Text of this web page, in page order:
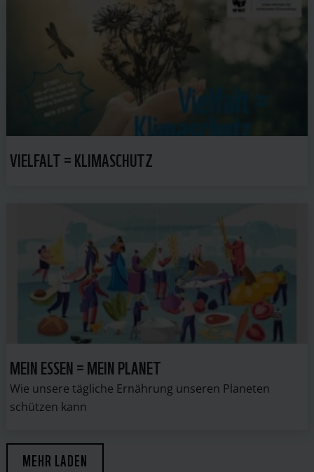
VIELFALT = KLIMASCHUTZ
MEIN ESSEN = MEIN PLANET
Wie unsere tägliche Ernährung unseren Planeten
schützen kann
MEHR LADEN